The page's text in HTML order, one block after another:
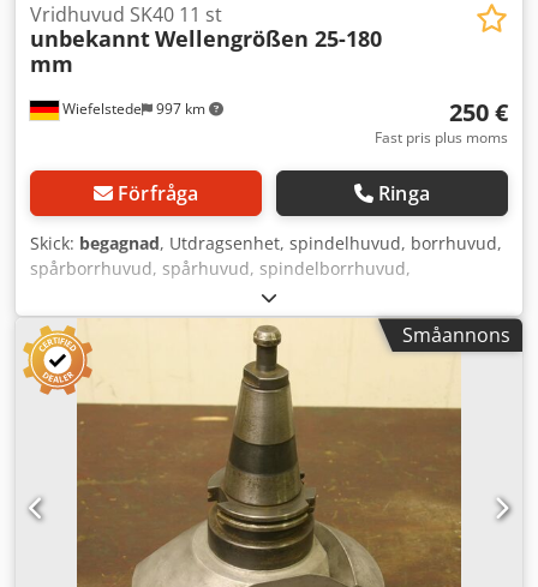
Wiefelstede 997 km
Vridhuvud SK40 11 st
unbekanntWellengrößen 25-180
mm
250 €
Fast pris plus moms
Förfråga Ringa
Skick: begagnad, Utdragsenhet, spindelhuvud, borrhuvud,
spårborrhuvud, spårhuvud, spindelborrhuvud,
upprymningshuvud, spindelverktyg -Antal: 11 x
spindelverktyg -Infästning: SK40 -Delvis med: CNC-
dragbultar -Olika axelstorlekar: 25–180 mm -Pris: komplett
-Vikt: 42 kg Dwsdpfxec Innqe Acgja
Småannons